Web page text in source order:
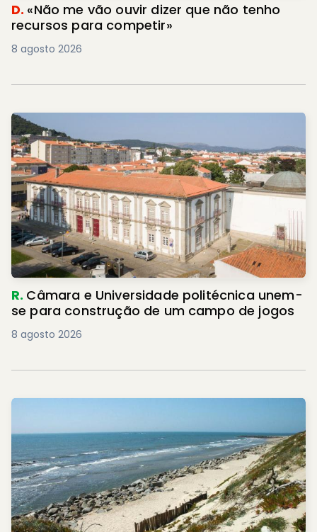
D. «Não me vão ouvir dizer que não tenho
recursos para competir»
8 agosto 2026
R. Câmara e Universidade politécnica unem-
se para construção de um campo de jogos
8 agosto 2026